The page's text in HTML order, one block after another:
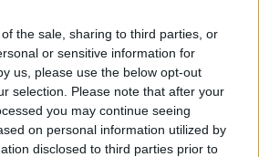
the sale, sharing to third parties, or
or sensitive information for
us, please use the below opt-out
selection. Please note that after your
you may continue seeing
on personal information utilized by
disclosed to third parties prior to